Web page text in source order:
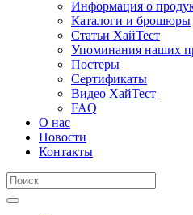
Информация о
Каталоги и брошюры
Статьи ХайТест
Упоминания наших
Постеры
Сертификаты
Видео ХайТест
FAQ
О нас
Новости
Контакты